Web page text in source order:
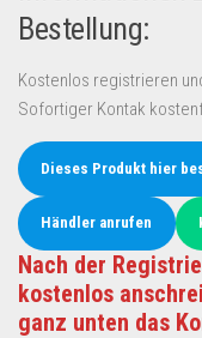
Bestellung:
Kostenlos registrieren
Sofortiger Kontak
Dieses Produkt hier
Händler anrufen
Nach der
kostenlos
ganz unten das